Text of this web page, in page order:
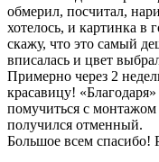
обмерил, посчитал,
хотелось, и картинка в
скажу, что это самый
вписалась и цвет
Примерно через 2
красавицу!
помучиться с монтажом
получился отменный.
Большое всем спасибо!